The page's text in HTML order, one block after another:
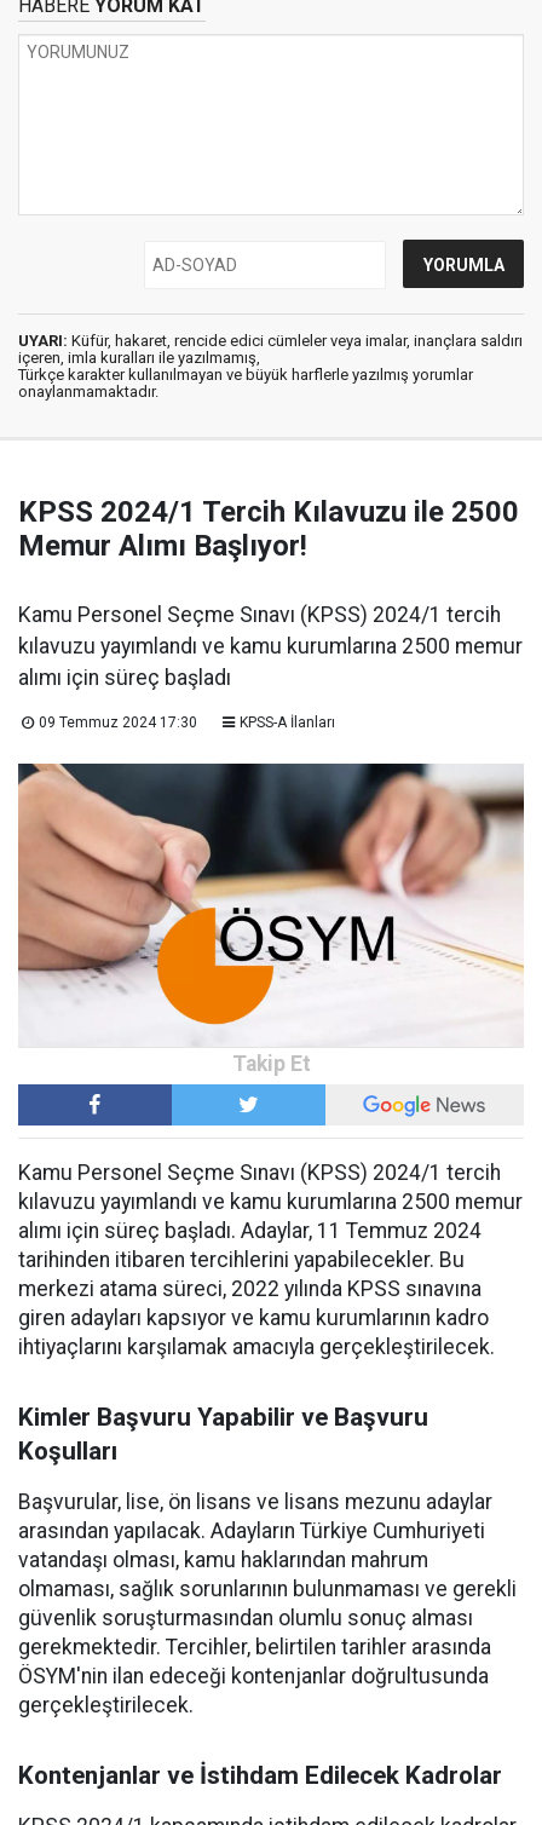
HABERE YORUM KAT
UYARI: Küfür, hakaret, rencide edici cümleler veya imalar, inançlara saldırı
içeren, imla kuralları ile yazılmamış,
Türkçe karakter kullanılmayan ve büyük harflerle yazılmış yorumlar
onaylanmamaktadır.
KPSS 2024/1 Tercih Kılavuzu ile 2500
Memur Alımı Başlıyor!
Kamu Personel Seçme Sınavı (KPSS) 2024/1 tercih
kılavuzu yayımlandı ve kamu kurumlarına 2500 memur
alımı için süreç başladı
09 Temmuz 2024 17:30 KPSS-A İlanları
Kamu Personel Seçme Sınavı (KPSS) 2024/1 tercih
kılavuzu yayımlandı ve kamu kurumlarına 2500 memur
alımı için süreç başladı. Adaylar, 11 Temmuz 2024
tarihinden itibaren tercihlerini yapabilecekler. Bu
merkezi atama süreci, 2022 yılında KPSS sınavına
giren adayları kapsıyor ve kamu kurumlarının kadro
ihtiyaçlarını karşılamak amacıyla gerçekleştirilecek.
Kimler Başvuru Yapabilir ve Başvuru
Koşulları
Başvurular, lise, ön lisans ve lisans mezunu adaylar
arasından yapılacak. Adayların Türkiye Cumhuriyeti
vatandaşı olması, kamu haklarından mahrum
olmaması, sağlık sorunlarının bulunmaması ve gerekli
güvenlik soruşturmasından olumlu sonuç alması
gerekmektedir. Tercihler, belirtilen tarihler arasında
ÖSYM'nin ilan edeceği kontenjanlar doğrultusunda
gerçekleştirilecek.
Kontenjanlar ve İstihdam Edilecek Kadrolar